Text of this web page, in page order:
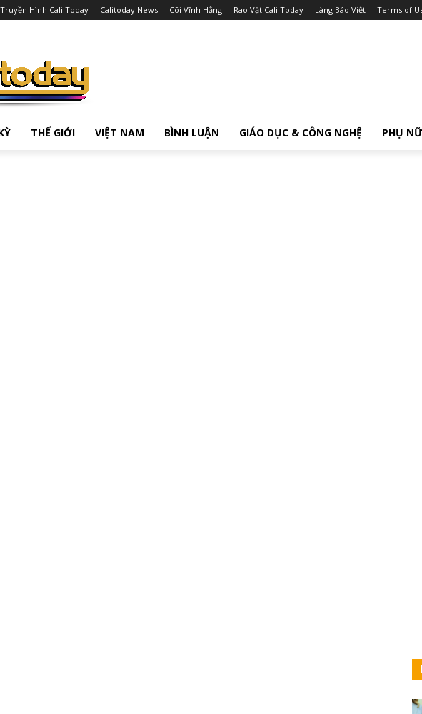
Truyền Hình Cali Today Calitoday News Cõi Vĩnh Hằng Rao Vặt Cali Today Làng Báo Việt Terms of
THẾ GIỚI VIỆT NAM BÌNH LUẬN GIÁO DỤC & CÔNG NGHỆ PHỤ NỮ